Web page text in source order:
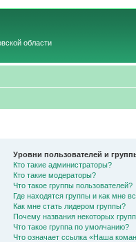
области
Уровни пользователей и
Кто такие администраторы?
Кто такие модераторы?
Что такое группы пользователей?
Где находятся группы и как мне
Как мне стать лидером группы?
Почему названия некоторых
Что такое группа по умолчанию?
Что означает ссылка «Наша